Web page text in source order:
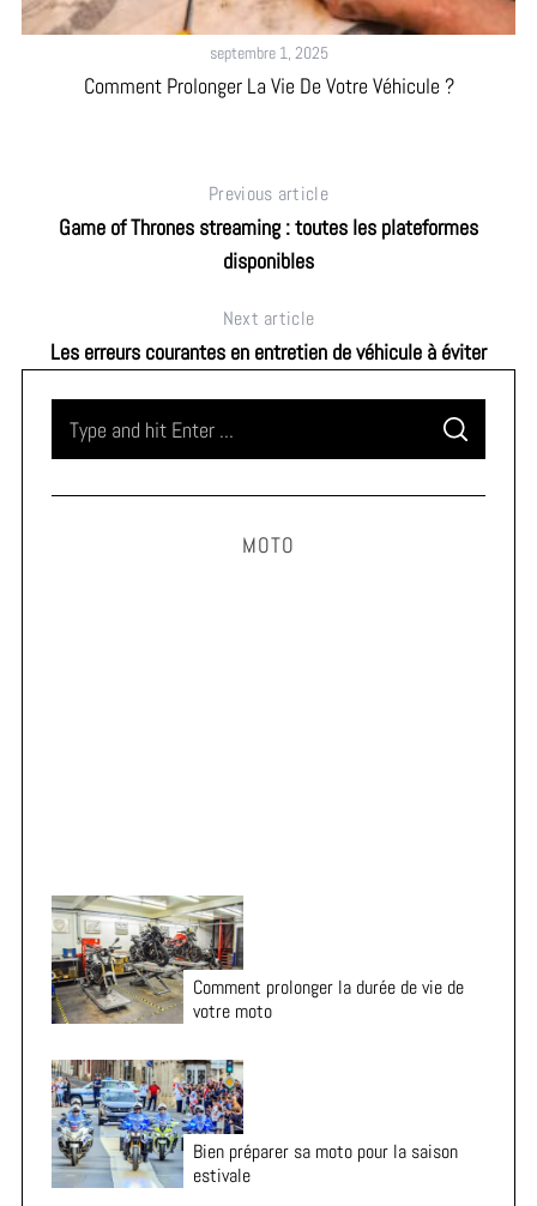
septembre 1, 2025
Comment Prolonger La Vie De Votre Véhicule ?
Previous article
Game of Thrones streaming : toutes les plateformes
disponibles
Next article
Les erreurs courantes en entretien de véhicule à éviter
S
A
C
MOTO
Comment prolonger la durée de vie de
votre moto
Bien préparer sa moto pour la saison
estivale